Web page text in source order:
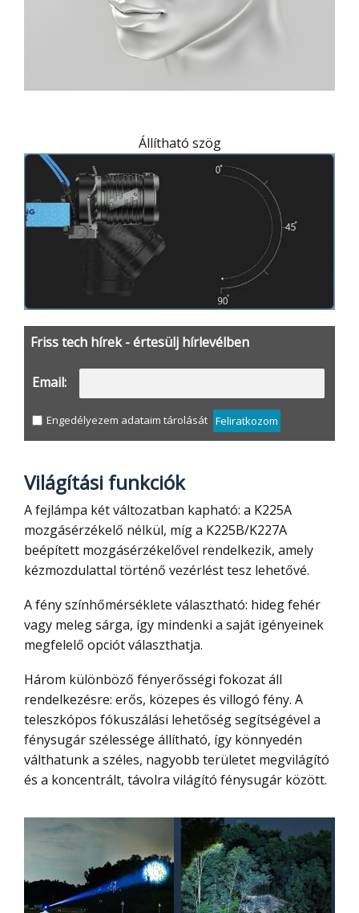
Állítható szög
Friss tech hírek - értesülj hírlevélben
Email:
Engedélyezem adataim tárolását Feliratkozom
Világítási funkciók
A fejlámpa két változatban kapható: a K225A
mozgásérzékelő nélkül, míg a K225B/K227A
beépített mozgásérzékelővel rendelkezik, amely
kézmozdulattal történő vezérlést tesz lehetővé.
A fény színhőmérséklete választható: hideg fehér
vagy meleg sárga, így mindenki a saját igényeinek
megfelelő opciót választhatja.
Három különböző fényerősségi fokozat áll
rendelkezésre: erős, közepes és villogó fény. A
teleszkópos fókuszálási lehetőség segítségével a
fénysugár szélessége állítható, így könnyedén
válthatunk a széles, nagyobb területet megvilágító
és a koncentrált, távolra világító fénysugár között.